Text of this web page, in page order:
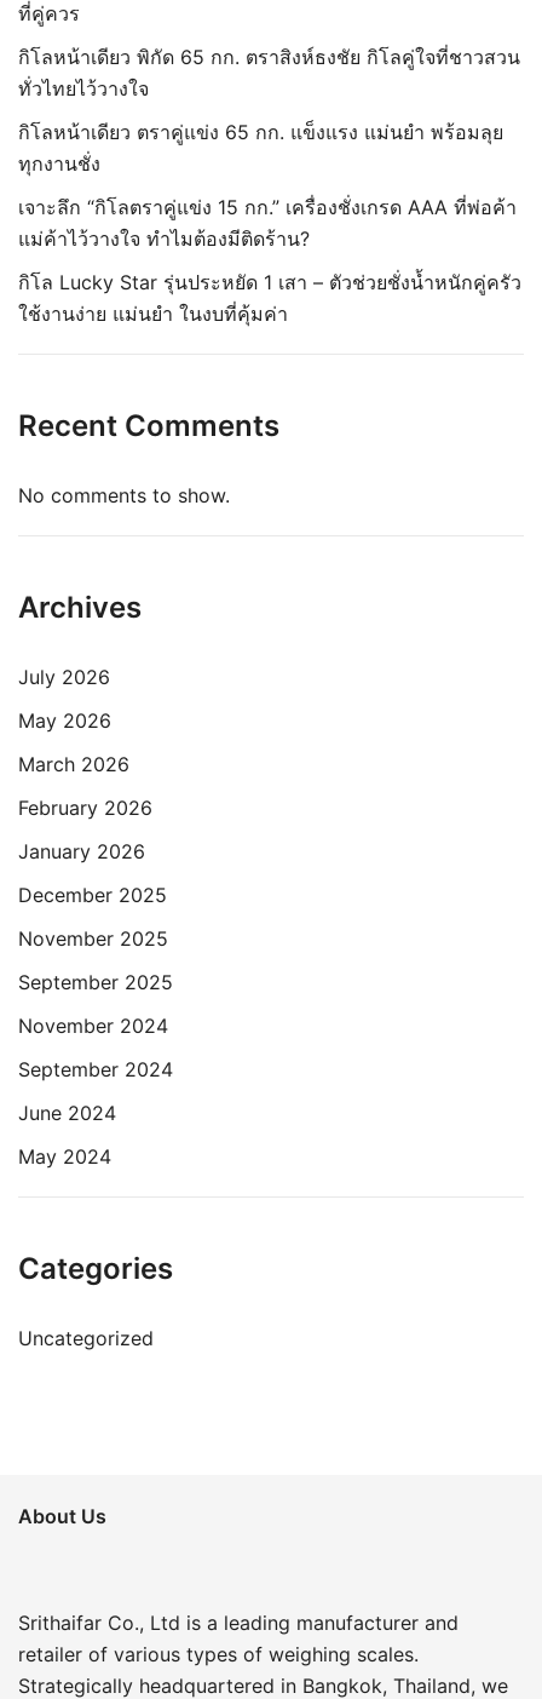
ที่คู่ควร
กิโลหน้าเดียว พิกัด 65 กก. ตราสิงห์ธงชัย กิโลคู่ใจที่ชาวสวน
ทั่วไทยไว้วางใจ
กิโลหน้าเดียว ตราคู่แข่ง 65 กก. แข็งแรง แม่นยำ พร้อมลุย
ทุกงานชั่ง
เจาะลึก “กิโลตราคู่แข่ง 15 กก.” เครื่องชั่งเกรด AAA ที่พ่อค้า
แม่ค้าไว้วางใจ ทำไมต้องมีติดร้าน?
กิโล Lucky Star รุ่นประหยัด 1 เสา – ตัวช่วยชั่งน้ำหนักคู่ครัว
ใช้งานง่าย แม่นยำ ในงบที่คุ้มค่า
Recent Comments
No comments to show.
Archives
July 2026
May 2026
March 2026
February 2026
January 2026
December 2025
November 2025
September 2025
November 2024
September 2024
June 2024
May 2024
Categories
Uncategorized
About Us
Srithaifar Co., Ltd is a leading manufacturer and
retailer of various types of weighing scales.
Strategically headquartered in Bangkok, Thailand, we